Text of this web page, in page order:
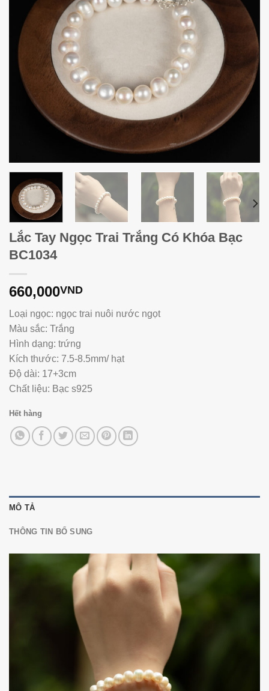
Lắc Tay Ngọc Trai Trắng Có Khóa Bạc
BC1034
660,000VND
Loại ngọc: ngọc trai nuôi nước ngọt
Màu sắc: Trắng
Hình dạng: trứng
Kích thước: 7.5-8.5mm/ hạt
Độ dài: 17+3cm
Chất liệu: Bạc s925
Hết hàng
MÔ TẢ
THÔNG TIN BỔ SUNG